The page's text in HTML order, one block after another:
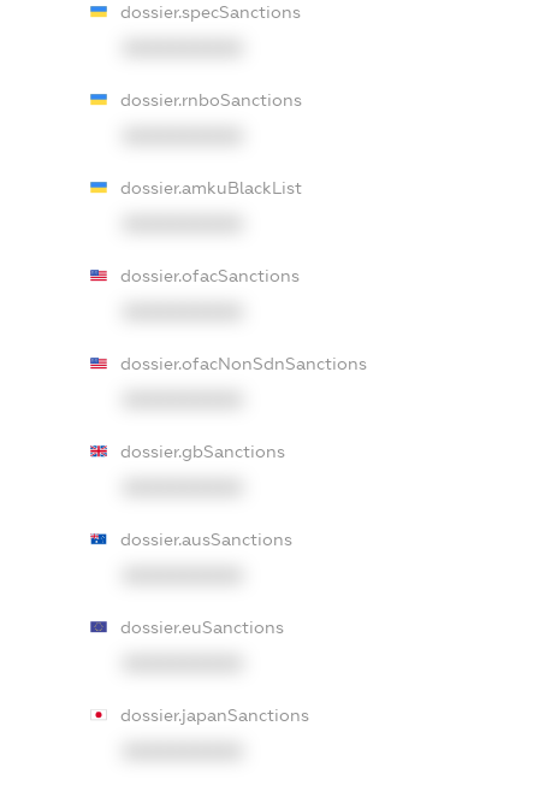
dossier.specSanctions
dossier.rnboSanctions
dossier.amkuBlackList
dossier.ofacSanctions
dossier.ofacNonSdnSanctions
dossier.gbSanctions
dossier.ausSanctions
dossier.euSanctions
dossier.japanSanctions